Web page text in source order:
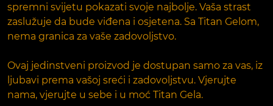
spremni svijetu pokazati svoje najbolje. Vaša strast
zaslužuje da bude viđena i osjetena. Sa Titan Gelom,
nema granica za vaše zadovoljstvo.
Ovaj jedinstveni proizvod je dostupan samo za vas, iz
ljubavi prema vašoj sreći i zadovoljstvu. Vjerujte
nama, vjerujte u sebe i u moć Titan Gela.